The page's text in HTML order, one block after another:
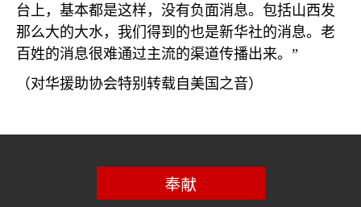
台上，基本都是这样，没有负面消息。包括山西发
那么大的大水，我们得到的也是新华社的消息。老
百姓的消息很难通过主流的渠道传播出来。”
（对华援助协会特别转载自美国之音）
奉献